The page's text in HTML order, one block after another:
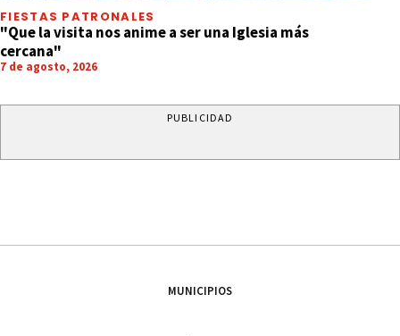
FIESTAS PATRONALES
"Que la visita nos anime a ser una Iglesia más
cercana"
7 de agosto, 2026
PUBLICIDAD
MUNICIPIOS